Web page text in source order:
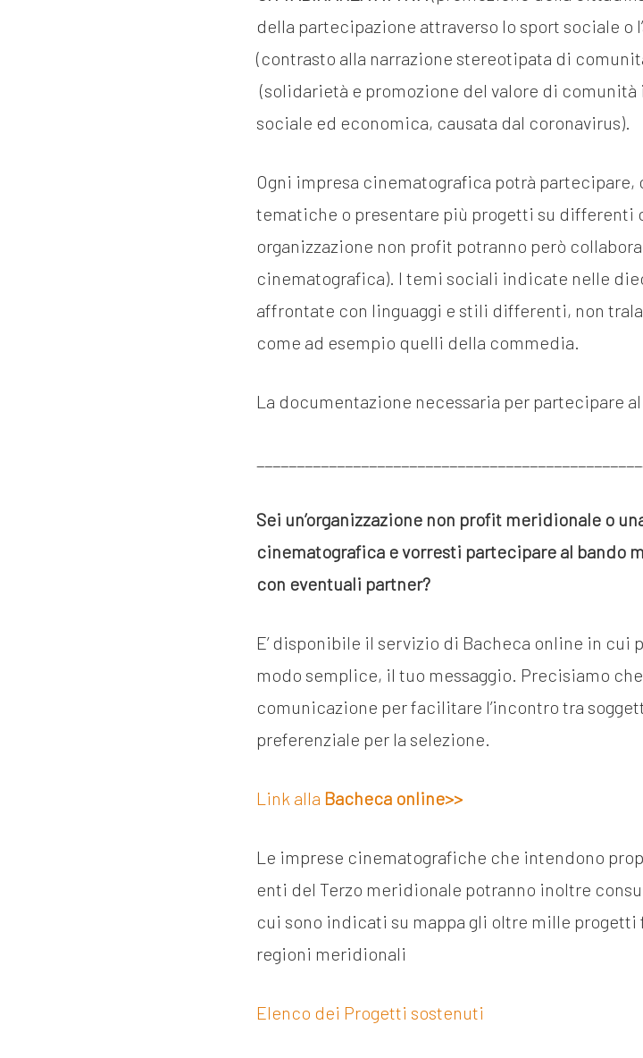
della partecipazione attraverso lo sport sociale o
(contrasto alla narrazione stereotipata di
(solidarietà e promozione del valore di comunità
sociale ed economica, causata dal coronavirus).
Ogni impresa cinematografica potrà
tematiche o presentare più progetti su differenti
organizzazione non profit potranno però
cinematografica). I temi sociali indicate nelle
affrontate con linguaggi e stili differenti, non
come ad esempio quelli della commedia.
La documentazione necessaria per partecipare
Sei un’organizzazione non profit meridionale o
cinematografica e vorresti partecipare al bando
con eventuali partner?
E’ disponibile il servizio di Bacheca online in cui
modo semplice, il tuo messaggio. Precisiamo
comunicazione per facilitare l’incontro tra
preferenziale per la selezione.
Link alla Bacheca online>>
Le imprese cinematografiche che intendono
enti del Terzo meridionale potranno inoltre
cui sono indicati su mappa gli oltre mille
regioni meridionali
Elenco dei Progetti sostenuti